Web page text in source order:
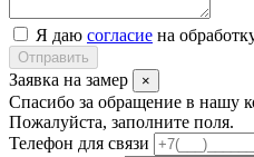
Я даю согласие на
Отправить
Заявка на замер ×
Спасибо за обращение в нашу
Пожалуйста, заполните поля.
Телефон для связи